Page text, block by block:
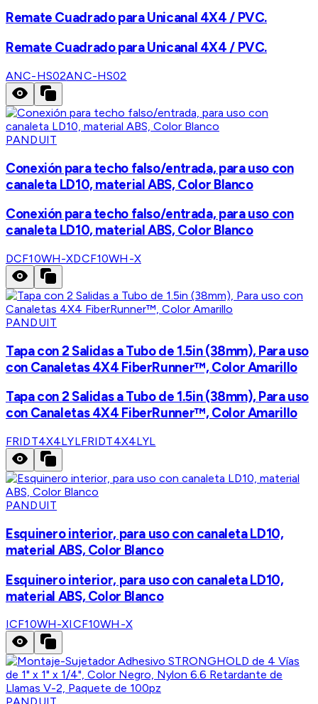
Remate Cuadrado para Unicanal 4X4 / PVC.
Remate Cuadrado para Unicanal 4X4 / PVC.
ANC-HS02ANC-HS02
PANDUIT
Conexión para techo falso/entrada, para uso con
canaleta LD10, material ABS, Color Blanco
Conexión para techo falso/entrada, para uso con
canaleta LD10, material ABS, Color Blanco
DCF10WH-XDCF10WH-X
PANDUIT
Tapa con 2 Salidas a Tubo de 1.5in (38mm), Para uso
con Canaletas 4X4 FiberRunner™, Color Amarillo
Tapa con 2 Salidas a Tubo de 1.5in (38mm), Para uso
con Canaletas 4X4 FiberRunner™, Color Amarillo
FRIDT4X4LYLFRIDT4X4LYL
PANDUIT
Esquinero interior, para uso con canaleta LD10,
material ABS, Color Blanco
Esquinero interior, para uso con canaleta LD10,
material ABS, Color Blanco
ICF10WH-XICF10WH-X